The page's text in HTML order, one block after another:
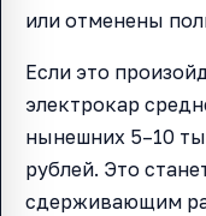
или отменены
Если это
электрокар
нынешних 5–10
рублей. Это
сдерживающим